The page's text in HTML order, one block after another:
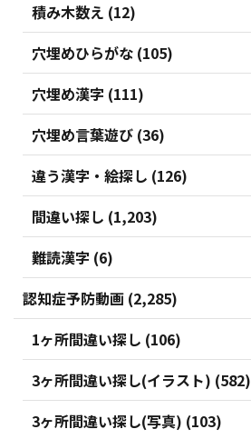
積み木数え (12)
穴埋めひらがな (105)
穴埋め漢字 (111)
穴埋め言葉遊び (36)
違う漢字・絵探し (126)
間違い探し (1,203)
難読漢字 (6)
認知症予防動画 (2,285)
1ヶ所間違い探し (106)
3ヶ所間違い探し(イラスト) (582)
3ヶ所間違い探し(写真) (103)